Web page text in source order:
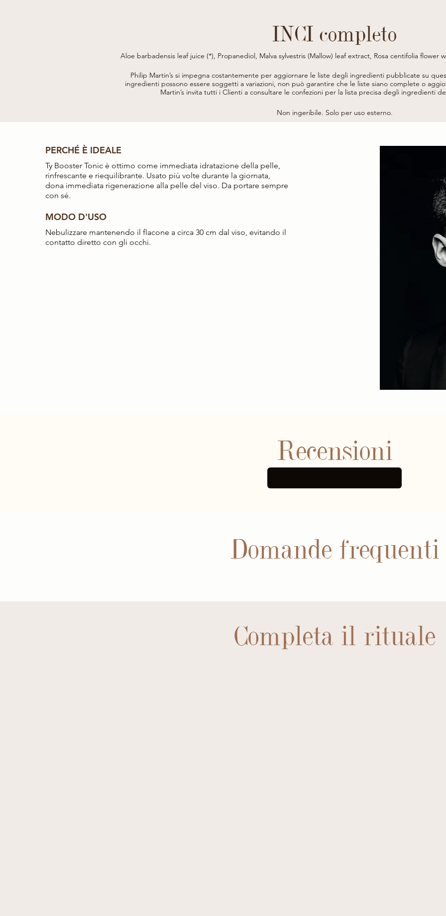
INCI completo
Aloe barbadensis leaf juice (*), Propanediol, Malva sylvestris (Mallow) leaf extract, Rosa centifolia
Saccharomyces/silicon ferment, Jania rubens extract, Sodium hyaluronate, Benzyl alcohol, Parfum
(Water), Glycerin, Tetrasodium glutamate diacetate, Ethylhexylglycerin, Potassium
* DA AGRICOLTURA BIOLOGICA / FROM ORGANIC AGRICULTURE
Philip Martin’s si impegna costantemente per aggiornare le liste degli ingredienti pubblicate su
ingredienti possono essere soggetti a variazioni, non può garantire che le liste siano complete o
Martin’s invita tutti i Clienti a consultare le confezioni per la lista precisa degli ingredienti
Non ingeribile. Solo per uso esterno.
PERCHÉ È IDEALE
Ty Booster Tonic è ottimo come immediata idratazione della pelle,
rinfrescante e riequilibrante. Usato più volte durante la giornata,
dona immediata rigenerazione alla pelle del viso. Da portare sempre
con sé.
MODO D'USO
Nebulizzare mantenendo il flacone a circa 30 cm dal viso, evitando il
contatto diretto con gli occhi.
Recensioni
Domande frequenti
Completa il rituale